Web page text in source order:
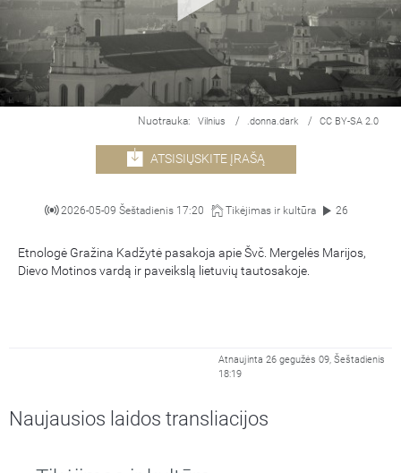
Nuotrauka: Vilnius / .donna.dark / CC BY-SA 2.0
ATSISIŲSKITE ĮRAŠĄ
2026-05-09 Šeštadienis 17:20 Tikėjimas ir kultūra 26
Etnologė Gražina Kadžytė pasakoja apie Švč. Mergelės Marijos,
Dievo Motinos vardą ir paveikslą lietuvių tautosakoje.
Atnaujinta 26 gegužės 09, Šeštadienis
18:19
Naujausios laidos transliacijos